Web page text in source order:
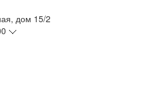
дом 15/2